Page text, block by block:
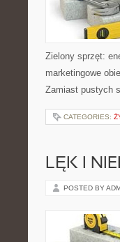
Zielony sprzęt:
marketingowe
Zamiast pustych
CATEGORIES:
LĘK I
POSTED BY